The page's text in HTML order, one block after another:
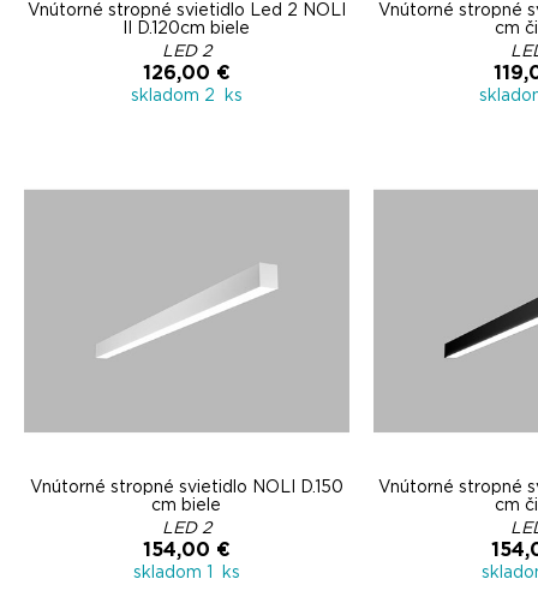
Vnútorné stropné svietidlo Led 2 NOLI
II D.120cm biele
LED 2
126,00 €
skladom 2 ks
Vnútorné stropné
cm
Vnútorné stropné svietidlo NOLI D.150
cm biele
LED 2
154,00 €
skladom 1 ks
Vnútorné stropné
cm